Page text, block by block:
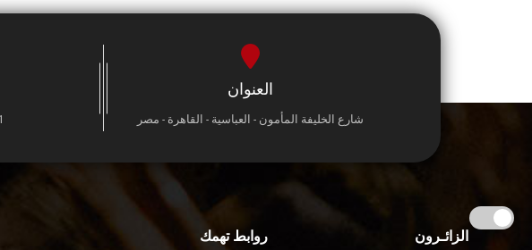
العنوان
شارع الخليفة المأمون - العباسية - القاهرة - مصر
الزائـرون روابط تهمك